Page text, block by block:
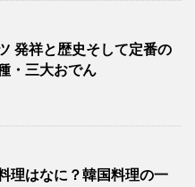
発祥と歴史そして定番の
・三大おでん
理はなに？韓国料理の一